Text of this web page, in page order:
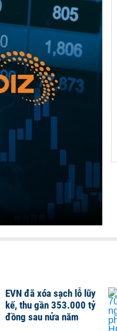
EVN đã xóa sạch lỗ lũy
kế, thu gần 353.000 tỷ
đồng sau nửa năm